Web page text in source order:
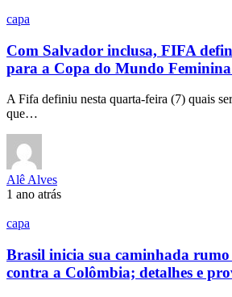
capa
Com Salvador inclusa, FIFA
para a Copa do Mundo
A Fifa definiu nesta quarta-feira (7) quais
que…
Alê Alves
1 ano atrás
capa
Brasil inicia sua caminhada
contra a Colômbia; detalhes e